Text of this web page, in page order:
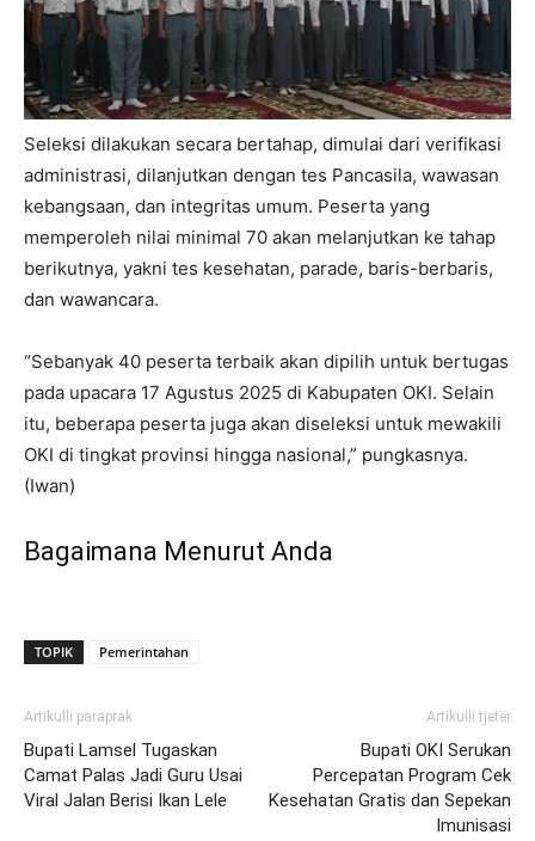
Seleksi dilakukan secara bertahap, dimulai dari verifikasi
administrasi, dilanjutkan dengan tes Pancasila, wawasan
kebangsaan, dan integritas umum. Peserta yang
memperoleh nilai minimal 70 akan melanjutkan ke tahap
berikutnya, yakni tes kesehatan, parade, baris-berbaris,
dan wawancara.
“Sebanyak 40 peserta terbaik akan dipilih untuk bertugas
pada upacara 17 Agustus 2025 di Kabupaten OKI. Selain
itu, beberapa peserta juga akan diseleksi untuk mewakili
OKI di tingkat provinsi hingga nasional,” pungkasnya.
(Iwan)
Bagaimana Menurut Anda
TOPIK Pemerintahan
Artikulli paraprak
Bupati Lamsel Tugaskan
Camat Palas Jadi Guru Usai
Viral Jalan Berisi Ikan Lele
Artikulli tjetër
Bupati OKI Serukan
Percepatan Program Cek
Kesehatan Gratis dan Sepekan
Imunisasi